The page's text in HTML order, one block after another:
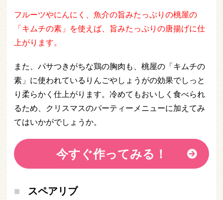
フルーツやにんにく、魚介の旨みたっぷりの桃屋の
「キムチの素」を使えば、旨みたっぷりの唐揚げに仕
上がります。
また、パサつきがちな鶏の胸肉も、桃屋の「キムチの
素」に使われているりんごやしょうがの効果でしっと
り柔らかく仕上がります。冷めてもおいしく食べられ
るため、クリスマスのパーティーメニューに加えてみ
てはいかがでしょうか。
今すぐ作ってみる！
スペアリブ